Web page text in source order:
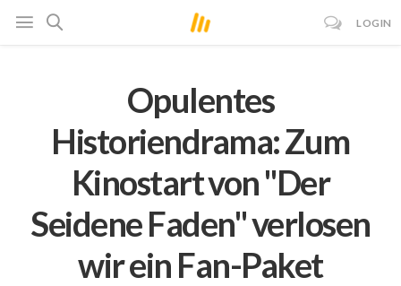
LOGIN
Opulentes
Historiendrama: Zum
Kinostart von "Der
Seidene Faden" verlosen
wir ein Fan-Paket